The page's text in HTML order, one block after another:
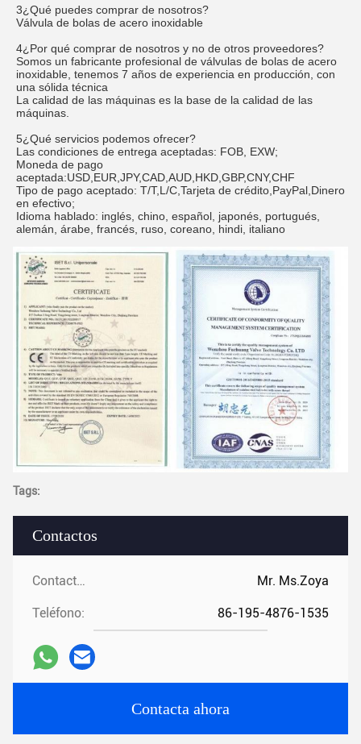
Contactos
Contactos: Mr. Ms.Zoya
Teléfono: 86-195-4876-1535
Contacta ahora
3¿Qué puedes comprar de nosotros?
Válvula de bolas de acero inoxidable
4¿Por qué comprar de nosotros y no de otros proveedores?
Somos un fabricante profesional de válvulas de bolas de acero
inoxidable, tenemos 7 años de experiencia en producción, con
una sólida técnica
La calidad de las máquinas es la base de la calidad de las
máquinas.
5¿Qué servicios podemos ofrecer?
Las condiciones de entrega aceptadas: FOB, EXW;
Moneda de pago
aceptada:USD,EUR,JPY,CAD,AUD,HKD,GBP,CNY,CHF
Tipo de pago aceptado: T/T,L/C,Tarjeta de crédito,PayPal,Dinero
en efectivo;
Idioma hablado: inglés, chino, español, japonés, portugués,
alemán, árabe, francés, ruso, coreano, hindi, italiano
Tags: